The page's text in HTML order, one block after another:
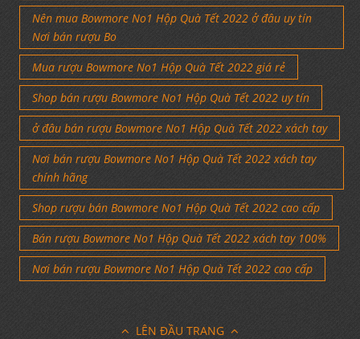
Nên mua Bowmore No1 Hộp Quà Tết 2022 ở đâu uy tín
Nơi bán rượu Bo
Mua rượu Bowmore No1 Hộp Quà Tết 2022 giá rẻ
Shop bán rượu Bowmore No1 Hộp Quà Tết 2022 uy tín
ở đâu bán rượu Bowmore No1 Hộp Quà Tết 2022 xách tay
Nơi bán rượu Bowmore No1 Hộp Quà Tết 2022 xách tay
chính hãng
Shop rượu bán Bowmore No1 Hộp Quà Tết 2022 cao cấp
Bán rượu Bowmore No1 Hộp Quà Tết 2022 xách tay 100%
Nơi bán rượu Bowmore No1 Hộp Quà Tết 2022 cao cấp
LÊN ĐẦU TRANG